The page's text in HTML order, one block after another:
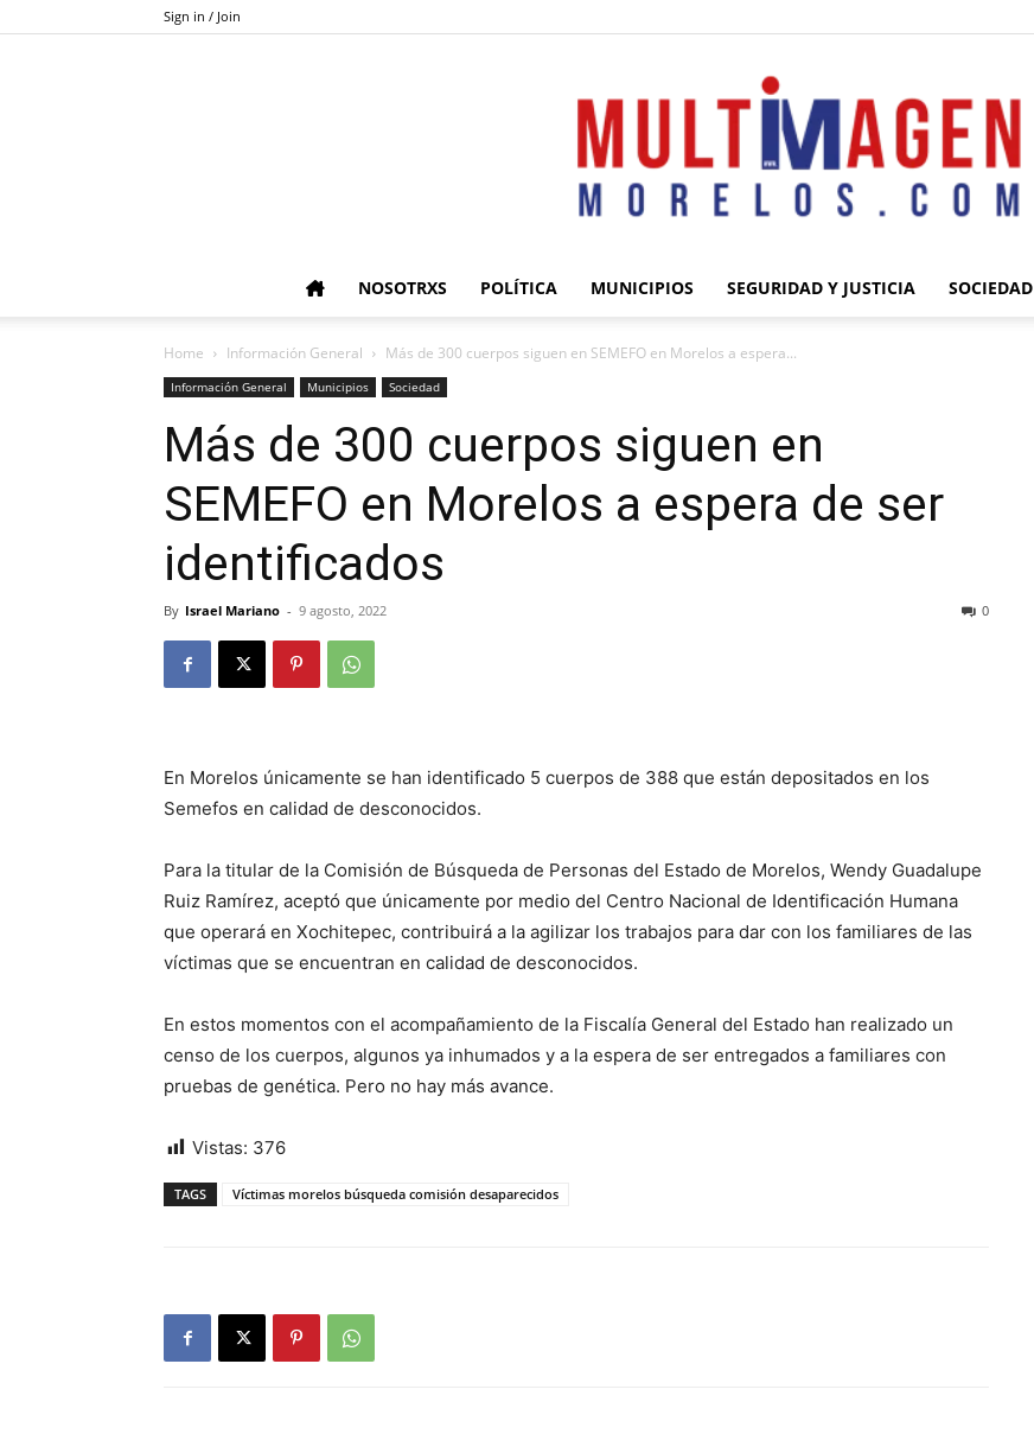
Sign in / Join
Morelos
NOSOTRXS POLÍTICA MUNICIPIOS SEGURIDAD Y JUSTICIA SOCIEDAD
Home Información General Más de 300 cuerpos siguen en SEMEFO en Morelos a espera...
Información General Municipios Sociedad
Más de 300 cuerpos siguen en
SEMEFO en Morelos a espera de ser
identificados
By Israel Mariano - 9 agosto, 2022 0
En Morelos únicamente se han identificado 5 cuerpos de 388 que están depositados en los
Semefos en calidad de desconocidos.
Para la titular de la Comisión de Búsqueda de Personas del Estado de Morelos, Wendy Guadalupe
Ruiz Ramírez, aceptó que únicamente por medio del Centro Nacional de Identificación Humana
que operará en Xochitepec, contribuirá a la agilizar los trabajos para dar con los familiares de las
víctimas que se encuentran en calidad de desconocidos.
En estos momentos con el acompañamiento de la Fiscalía General del Estado han realizado un
censo de los cuerpos, algunos ya inhumados y a la espera de ser entregados a familiares con
pruebas de genética. Pero no hay más avance.
Vistas: 376
TAGS Víctimas morelos búsqueda comisión desaparecidos